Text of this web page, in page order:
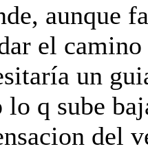
aunque
el camino
un
lo q sube
del